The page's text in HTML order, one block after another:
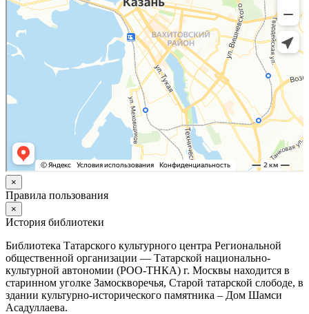
×
Правила пользования
×
История библиотеки
Библиотека Татарского культурного центра Региональной
общественной организации — Татарской национально-
культурной автономии (РОО-ТНКА) г. Москвы находится в
старинном уголке Замоскворечья, Старой татарской слободе, в
здании культурно-исторического памятника – Дом Шамси
Асадуллаева.